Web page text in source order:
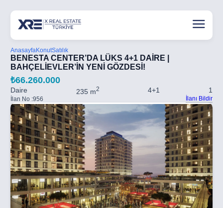
AnasayfaKonutSatılık
BENESTA CENTER’DA LÜKS 4+1 DAİRE |
BAHÇELİEVLER’İN YENİ GÖZDESİ!
₺66.260.000
Daire 235 m2 4+1 1
İlan No :956 İlanı Bildir